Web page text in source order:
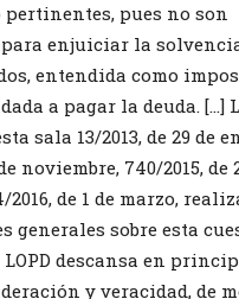
pues no son
enjuiciar la
entendida como
a pagar la deuda. […]
sala 13/2013, de 29 de
noviembre, 740/2015, de
2016, de 1 de marzo,
generales sobre esta
descansa en
y veracidad, de